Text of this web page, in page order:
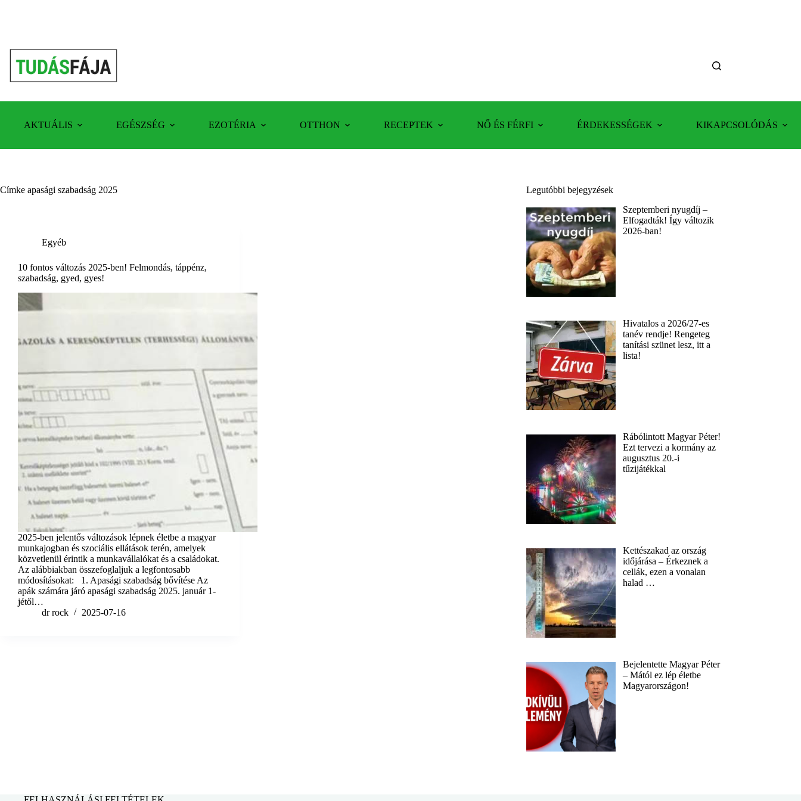
AKTUÁLIS EGÉSZSÉG EZOTÉRIA OTTHON RECEPTEK NŐ ÉS FÉRFI ÉRDEKESSÉGEK KIKAPCSOLÓDÁS
Címke apasági szabadság 2025
Egyéb
10 fontos változás 2025-ben! Felmondás, táppénz,
szabadság, gyed, gyes!
2025-ben jelentős változások lépnek életbe a magyar
munkajogban és szociális ellátások terén, amelyek
közvetlenül érintik a munkavállalókat és a családokat.
Az alábbiakban összefoglaljuk a legfontosabb
módosításokat: 1. Apasági szabadság bővítése Az
apák számára járó apasági szabadság 2025. január 1-
jétől…
dr rock
2025-07-16
Legutóbbi bejegyzések
Szeptemberi nyugdíj –
Elfogadták! Így változik
2026-ban!
Hivatalos a 2026/27-es
tanév rendje! Rengeteg
tanítási szünet lesz, itt a
lista!
Rábólintott Magyar Péter!
Ezt tervezi a kormány az
augusztus 20.-i
tűzijátékkal
Kettészakad az ország
időjárása – Érkeznek a
cellák, ezen a vonalan
halad …
Bejelentette Magyar Péter
– Mától ez lép életbe
Magyarországon!